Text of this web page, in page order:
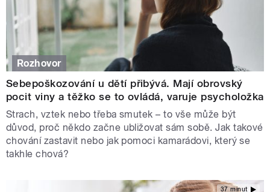
Rozhovor
Sebepoškozování u dětí přibývá. Mají obrovský
pocit viny a těžko se to ovládá, varuje psycholožka
Strach, vztek nebo třeba smutek – to vše může být
důvod, proč někdo začne ubližovat sám sobě. Jak takové
chování zastavit nebo jak pomoci kamarádovi, který se
takhle chová?
37 minut